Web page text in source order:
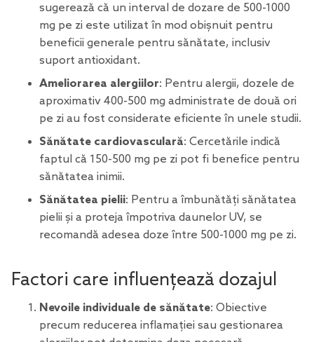
sugerează că un interval de dozare de 500-1000
mg pe zi este utilizat în mod obișnuit pentru
beneficii generale pentru sănătate, inclusiv
suport antioxidant.
Ameliorarea alergiilor: Pentru alergii, dozele de
aproximativ 400-500 mg administrate de două ori
pe zi au fost considerate eficiente în unele studii.
Sănătate cardiovasculară: Cercetările indică
faptul că 150-500 mg pe zi pot fi benefice pentru
sănătatea inimii.
Sănătatea pielii: Pentru a îmbunătăți sănătatea
pielii și a proteja împotriva daunelor UV, se
recomandă adesea doze între 500-1000 mg pe zi.
Factori care influențează dozajul
Nevoile individuale de sănătate: Obiective
precum reducerea inflamației sau gestionarea